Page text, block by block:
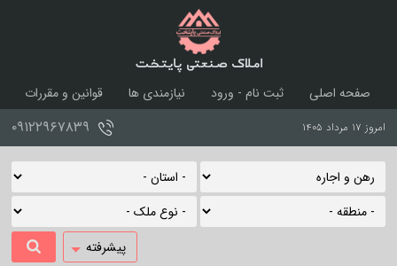
املاک صنعتی پایتخت
صفحه اصلی ثبت نام - ورود نیازمندی ها
قوانین و مقررات
امروز ۱۷ مرداد ۱۴۰۵ ۰۹۱۲۲۹۶۷۸۳۹
پیشرفته